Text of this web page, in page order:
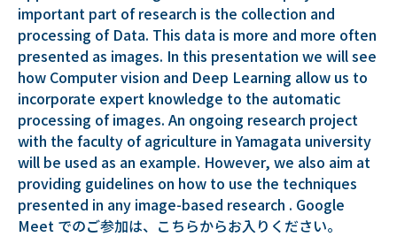
important part of research is the collection and
processing of Data. This data is more and more often
presented as images. In this presentation we will see
how Computer vision and Deep Learning allow us to
incorporate expert knowledge to the automatic
processing of images. An ongoing research project
with the faculty of agriculture in Yamagata university
will be used as an example. However, we also aim at
providing guidelines on how to use the techniques
presented in any image-based research . Google
Meet でのご参加は、 こちらからお入りください。